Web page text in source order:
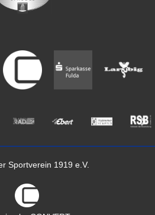
Sportverein 1919 e.V.